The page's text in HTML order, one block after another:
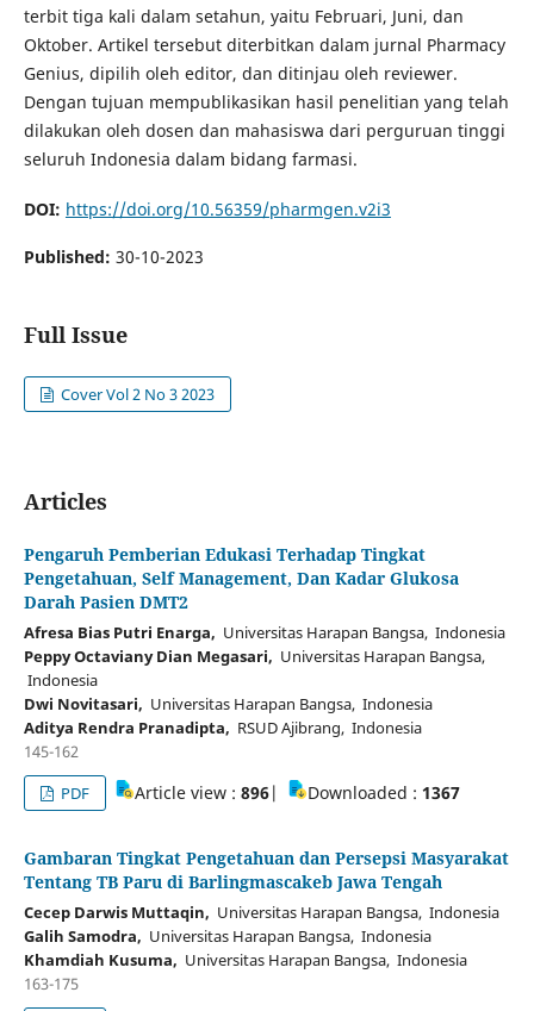
terbit tiga kali dalam setahun, yaitu Februari, Juni, dan
Oktober. Artikel tersebut diterbitkan dalam jurnal Pharmacy
Genius, dipilih oleh editor, dan ditinjau oleh reviewer.
Dengan tujuan mempublikasikan hasil penelitian yang telah
dilakukan oleh dosen dan mahasiswa dari perguruan tinggi
seluruh Indonesia dalam bidang farmasi.
DOI: https://doi.org/10.56359/pharmgen.v2i3
Published: 30-10-2023
Full Issue
Cover Vol 2 No 3 2023
Articles
Pengaruh Pemberian Edukasi Terhadap Tingkat
Pengetahuan, Self Management, Dan Kadar Glukosa
Darah Pasien DMT2
Afresa Bias Putri Enarga, Universitas Harapan Bangsa, Indonesia
Peppy Octaviany Dian Megasari, Universitas Harapan Bangsa,
Indonesia
Dwi Novitasari, Universitas Harapan Bangsa, Indonesia
Aditya Rendra Pranadipta, RSUD Ajibrang, Indonesia
145-162
PDF
Article view :896| Downloaded :1367
Gambaran Tingkat Pengetahuan dan Persepsi Masyarakat
Tentang TB Paru di Barlingmascakeb Jawa Tengah
Cecep Darwis Muttaqin, Universitas Harapan Bangsa, Indonesia
Galih Samodra, Universitas Harapan Bangsa, Indonesia
Khamdiah Kusuma, Universitas Harapan Bangsa, Indonesia
163-175